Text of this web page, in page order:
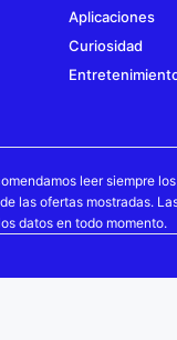
Aplicaciones
Curiosidad
leer siempre
ofertas mostradas.
datos en todo momento.